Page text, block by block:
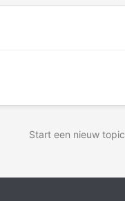
Start een nieuw topic